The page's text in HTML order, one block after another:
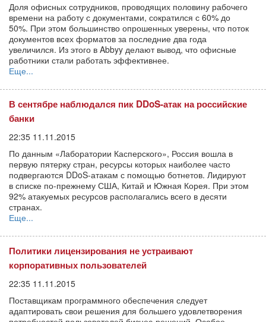
Доля офисных сотрудников, проводящих половину рабочего
времени на работу с документами, сократился с 60% до
50%. При этом большинство опрошенных уверены, что поток
документов всех форматов за последние два года
увеличился. Из этого в Abbyy делают вывод, что офисные
работники стали работать эффективнее.
Еще...
В сентябре наблюдался пик DDoS-атак на российские
банки
22:35 11.11.2015
По данным «Лаборатории Касперского», Россия вошла в
первую пятерку стран, ресурсы которых наиболее часто
подвергаются DDoS-атакам с помощью ботнетов. Лидируют
в списке по-прежнему США, Китай и Южная Корея. При этом
92% атакуемых ресурсов располагались всего в десяти
странах.
Еще...
Политики лицензирования не устраивают
корпоративных пользователей
22:35 11.11.2015
Поставщикам программного обеспечения следует
адаптировать свои решения для большего удовлетворения